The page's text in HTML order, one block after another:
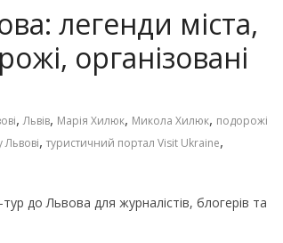
легенди міста,
організовані
,Львів, Марія Хилюк, Микола Хилюк, подорожі
Львові, туристичний портал Visit Ukraine,
до Львова для журналістів, блогерів та